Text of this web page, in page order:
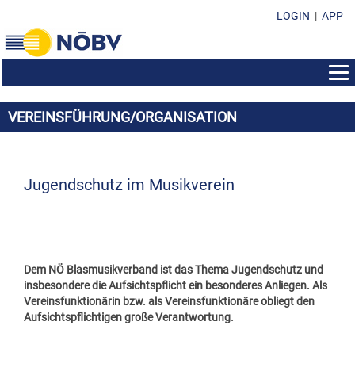
LOGIN | APP
KURSPROGRAMM
STABFÜHRERAUSBILDUNG
MARKETENDERINNENAUSBILDUNG
BEWERBE
MARSCHMUSIK
LANDESBEWERBE
EHRENZEICHEN IM ÜBERBLICK
EHRENZEICHEN
EHRENNADELN
DARLEHENSFONDS
MUSIKHEIM & PROBENRAUM
RICHTLINIEN & STATUTEN
PRESSEUNTERLAGEN
LANDESVORSTAND
BEZIRKSOBMÄNNER
VEREINSFÜHRUNG/ORGANISATION
Jugendschutz im Musikverein
Dem NÖ Blasmusikverband ist das Thema Jugendschutz und
insbesondere die Aufsichtspflicht ein besonderes Anliegen. Als
Vereinsfunktionärin bzw. als Vereinsfunktionäre obliegt den
Aufsichtspflichtigen große Verantwortung.